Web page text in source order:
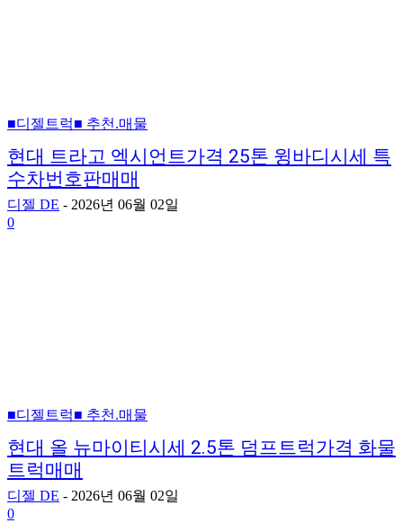
■디젤트럭■ 추천.매물
현대 트라고 엑시언트가격 25톤 윙바디시세 특
수차번호판매매
디젤 DE - 2026년 06월 02일
0
■디젤트럭■ 추천.매물
현대 올 뉴마이티시세 2.5톤 덤프트럭가격 화물
트럭매매
디젤 DE - 2026년 06월 02일
0